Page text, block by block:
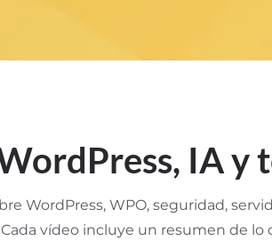
IA y
WordPress, WPO, seguridad,
Cada vídeo incluye un resumen de lo